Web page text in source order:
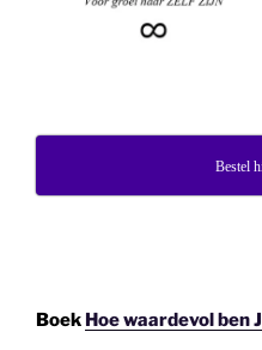
Bestel
Boek Hoe waardevol ben